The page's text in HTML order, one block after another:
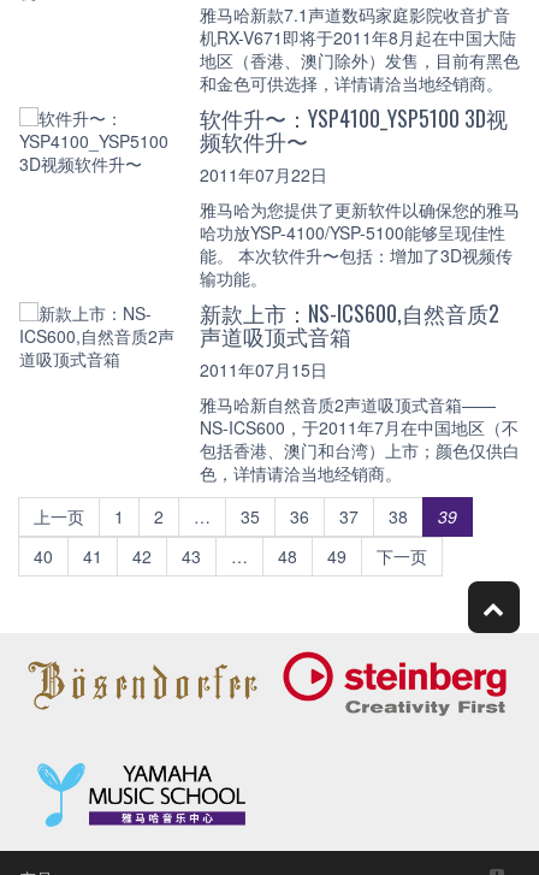
雅马哈新款7.1声道数码家庭影院收音扩音
机RX-V671即将于2011年8月起在中国大陆
地区（香港、澳门除外）发售，目前有黑色
和金色可供选择，详情请洽当地经销商。
软件升〜：YSP4100_YSP5100 3D视
频软件升〜
2011年07月22日
雅马哈为您提供了更新软件以确保您的雅马
哈功放YSP-4100/YSP-5100能够呈现佳性
能。 本次软件升〜包括：增加了3D视频传
输功能。
新款上市：NS-ICS600,自然音质2
声道吸顶式音箱
2011年07月15日
雅马哈新自然音质2声道吸顶式音箱——
NS-ICS600，于2011年7月在中国地区（不
包括香港、澳门和台湾）上市；颜色仅供白
色，详情请洽当地经销商。
上一页
1 2 … 35 36 37 38
39
40
41 42 43 … 48 49 下一页